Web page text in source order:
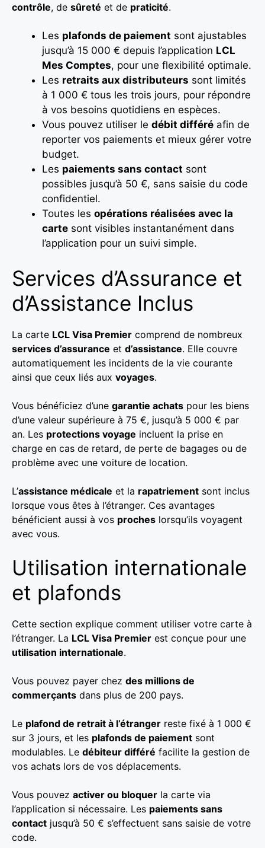
contrôle, de sûreté et de praticité.
Les plafonds de paiement sont ajustables
jusqu’à 15 000 € depuis l’application LCL
Mes Comptes, pour une flexibilité optimale.
Les retraits aux distributeurs sont limités
à 1 000 € tous les trois jours, pour répondre
à vos besoins quotidiens en espèces.
Vous pouvez utiliser le débit différé afin de
reporter vos paiements et mieux gérer votre
budget.
Les paiements sans contact sont
possibles jusqu’à 50 €, sans saisie du code
confidentiel.
Toutes les opérations réalisées avec la
carte sont visibles instantanément dans
l’application pour un suivi simple.
Services d’Assurance et
d’Assistance Inclus
La carte LCL Visa Premier comprend de nombreux
services d’assurance et d’assistance. Elle couvre
automatiquement les incidents de la vie courante
ainsi que ceux liés aux voyages.
Vous bénéficiez d’une garantie achats pour les biens
d’une valeur supérieure à 75 €, jusqu’à 5 000 € par
an. Les protections voyage incluent la prise en
charge en cas de retard, de perte de bagages ou de
problème avec une voiture de location.
L’assistance médicale et la rapatriement sont inclus
lorsque vous êtes à l’étranger. Ces avantages
bénéficient aussi à vos proches lorsqu’ils voyagent
avec vous.
Utilisation internationale
et plafonds
Cette section explique comment utiliser votre carte à
l’étranger. La LCL Visa Premier est conçue pour une
utilisation internationale.
Vous pouvez payer chez des millions de
commerçants dans plus de 200 pays.
Le plafond de retrait à l’étranger reste fixé à 1 000 €
sur 3 jours, et les plafonds de paiement sont
modulables. Le débiteur différé facilite la gestion de
vos achats lors de vos déplacements.
Vous pouvez activer ou bloquer la carte via
l’application si nécessaire. Les paiements sans
contact jusqu’à 50 € s’effectuent sans saisie de votre
code.